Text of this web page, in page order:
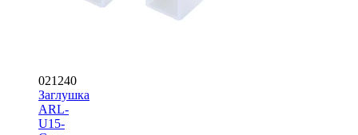
021240
Заглушка
ARL-
U15-